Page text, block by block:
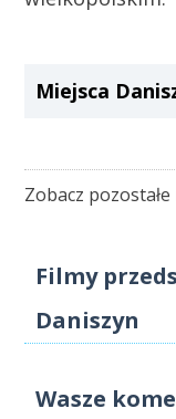
Miejsca
Zobacz
Filmy
Daniszyn
Wasze